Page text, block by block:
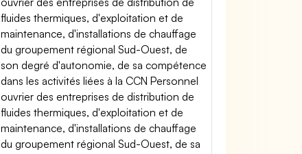
fluides thermiques, d'exploitation et de
maintenance, d'installations de chauffage
du groupement régional Sud-Ouest, de
son degré d'autonomie, de sa compétence
dans les activités liées à la CCN Personnel
ouvrier des entreprises de distribution de
fluides thermiques, d'exploitation et de
maintenance, d'installations de chauffage
du groupement régional Sud-Ouest, de sa